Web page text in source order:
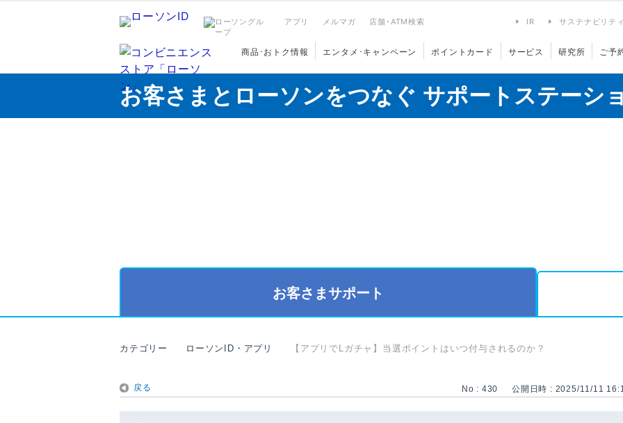
アプリ メルマガ 店舗･ATM検索 IR サステナビリティ
商品･おトク情報 エンタメ･キャンペーン ポイントカード サービス 研究所 ご予
お客さまとローソンをつなぐ サポートステーシ
お客さまサポート
カテゴリー ローソンID・アプリ 【アプリでLガチャ】当選ポイントはいつ付与されるのか？
戻る No : 430 公開日時 : 2025/11/11